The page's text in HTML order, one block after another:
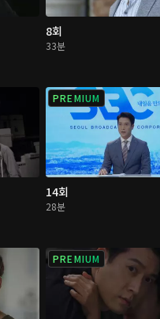
8회
33분
PREMIUM
14회
28분
PREMIUM